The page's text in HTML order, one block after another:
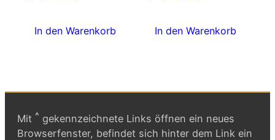
In den Warenkorb In den Warenkorb
Mit ^ gekennzeichnete Links öffnen ein neues
Browserfenster, befindet sich hinter dem Link ein